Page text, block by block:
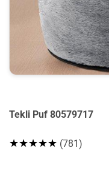
Tekli Puf 80579717
★★★★★ (781)